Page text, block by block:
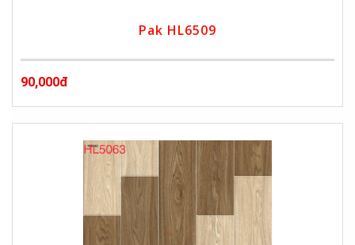
Pak HL6509
90,000đ